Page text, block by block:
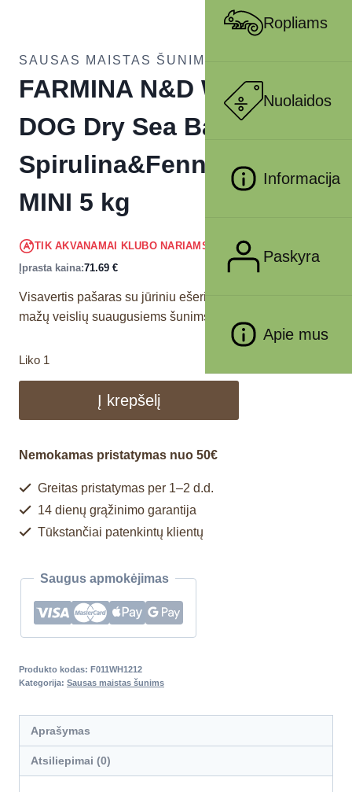
Ropliams
Nuolaidos
Informacija
Paskyra
Apie mus
SAUSAS MAISTAS ŠUNIMS
FARMINA N&D WHITE –
DOG Dry Sea Bass
Spirulina&Fennel ADULT
MINI 5 kg
TIK AKVANAMAI KLUBO NARIAMS 68.11 €
Įprasta kaina:71.69 €
Visavertis pašaras su jūriniu ešeriu ir pankoliais skirtas
mažų veislių suaugusiems šunims.
Liko 1
Į krepšelį
Nemokamas pristatymas nuo 50€
Greitas pristatymas per 1–2 d.d.
14 dienų grąžinimo garantija
Tūkstančiai patenkintų klientų
Saugus apmokėjimas
Produkto kodas: F011WH1212
Kategorija: Sausas maistas šunims
Aprašymas
Atsiliepimai (0)